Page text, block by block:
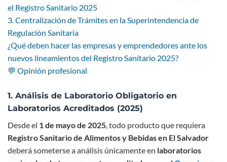
el Registro Sanitario 2025
3. Centralización de Trámites en la Superintendencia de
Regulación Sanitaria
¿Qué deben hacer las empresas y emprendedores ante los
nuevos lineamientos del Registro Sanitario 2025?
💬 Opinión profesional
1. Análisis de Laboratorio Obligatorio en
Laboratorios Acreditados (2025)
Desde el 1 de mayo de 2025 , todo producto que requiera
Registro Sanitario de Alimentos y Bebidas en El Salvador
deberá someterse a análisis únicamente en laboratorios